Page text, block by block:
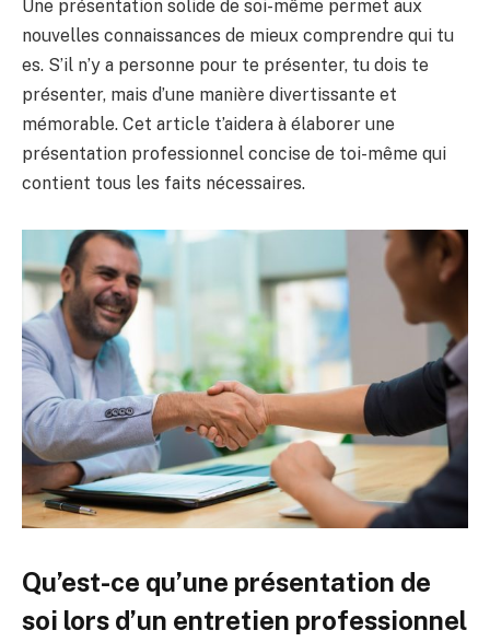
Une présentation solide de soi-même permet aux
nouvelles connaissances de mieux comprendre qui tu
es. S’il n’y a personne pour te présenter, tu dois te
présenter, mais d’une manière divertissante et
mémorable. Cet article t’aidera à élaborer une
présentation professionnel concise de toi-même qui
contient tous les faits nécessaires.
Qu’est-ce qu’une présentation de
soi lors d’un entretien professionnel